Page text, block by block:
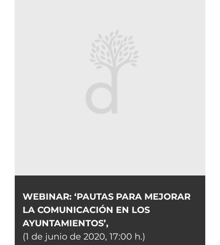
WEBINAR: ‘PAUTAS PARA MEJORAR
LA COMUNICACIÓN EN LOS
AYUNTAMIENTOS’,
(1 de junio de 2020, 17:00 h.)